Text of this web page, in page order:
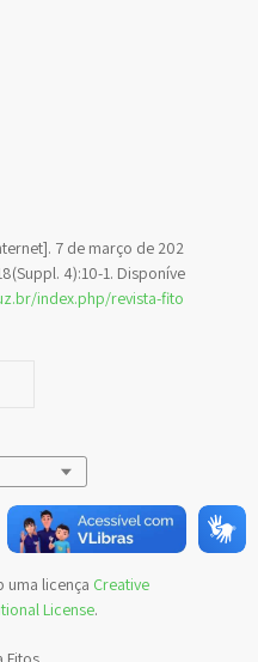
7 de março de 202
4):10-1. Disponíve
index.php/revista-fito
uma licença Creative
License.